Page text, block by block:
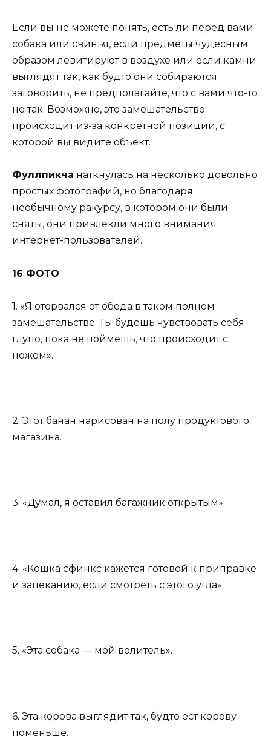
Если вы не можете понять, есть ли перед вами
собака или свинья, если предметы чудесным
образом левитируют в воздухе или если камни
выглядят так, как будто они собираются
заговорить, не предполагайте, что с вами что-то
не так. Возможно, это замешательство
происходит из-за конкретной позиции, с
которой вы видите объект.
Фуллпикча наткнулась на несколько довольно
простых фотографий, но благодаря
необычному ракурсу, в котором они были
сняты, они привлекли много внимания
интернет-пользователей.
16 ФОТО
1. «Я оторвался от обеда в таком полном
замешательстве. Ты будешь чувствовать себя
глупо, пока не поймешь, что происходит с
ножом».
2. Этот банан нарисован на полу продуктового
магазина.
3. «Думал, я оставил багажник открытым».
4. «Кошка сфинкс кажется готовой к приправке
и запеканию, если смотреть с этого угла».
5. «Эта собака — мой волитель».
6. Эта корова выглядит так, будто ест корову
поменьше.